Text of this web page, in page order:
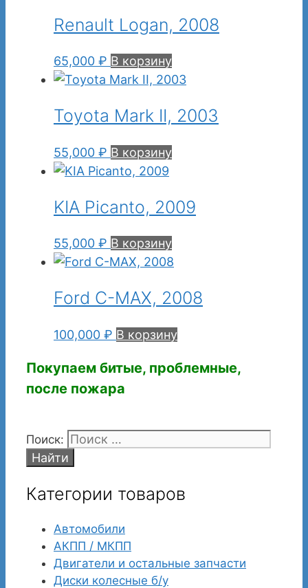
Renault Logan, 2008
65,000 ₽ В корзину
Toyota Mark II, 2003
55,000 ₽ В корзину
KIA Picanto, 2009
55,000 ₽ В корзину
Ford C-MAX, 2008
100,000 ₽ В корзину
Покупаем битые, проблемные,
после пожара
Поиск:
Категории товаров
Автомобили
АКПП / МКПП
Двигатели и остальные запчасти
Диски колесные б/у